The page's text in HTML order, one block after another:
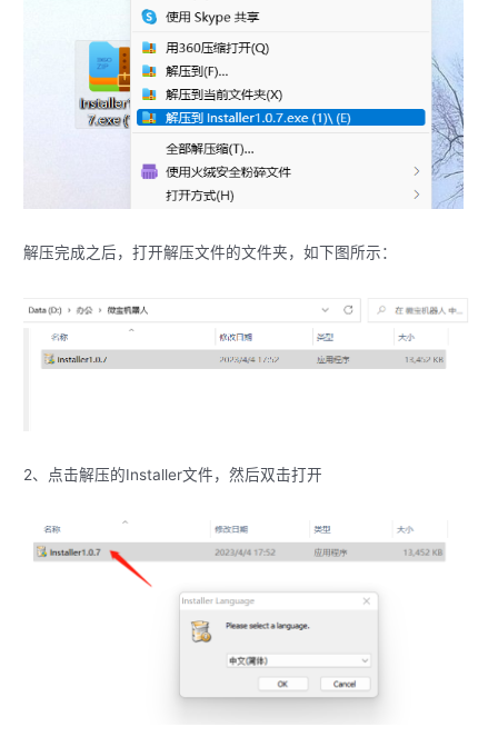
解压完成之后，打开解压文件的文件夹，如下图所示：
2、点击解压的Installer文件，然后双击打开